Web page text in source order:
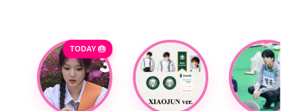
TODAY 🎂